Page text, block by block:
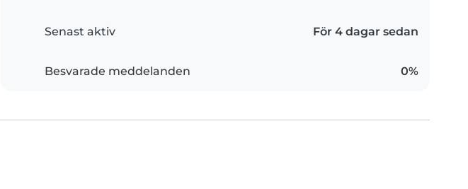
Senast aktiv För 4 dagar sedan
Besvarade meddelanden 0%